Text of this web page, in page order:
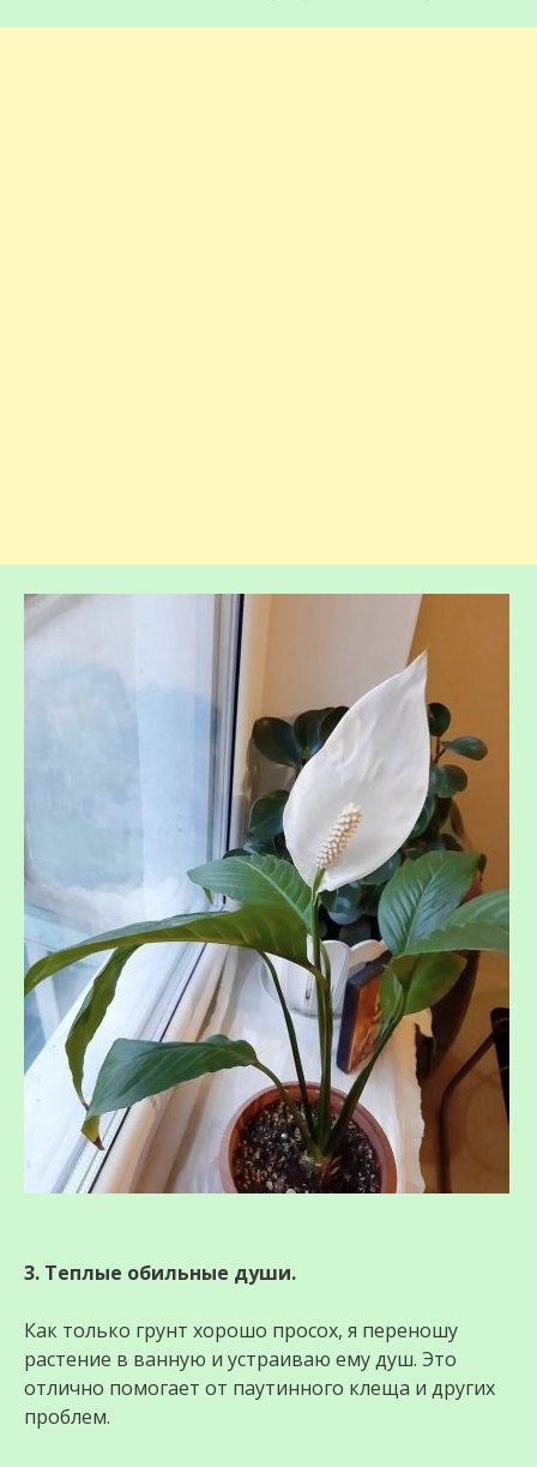
3. Теплые обильные души.
Как только грунт хорошо просох, я переношу
растение в ванную и устраиваю ему душ. Это
отлично помогает от паутинного клеща и других
проблем.